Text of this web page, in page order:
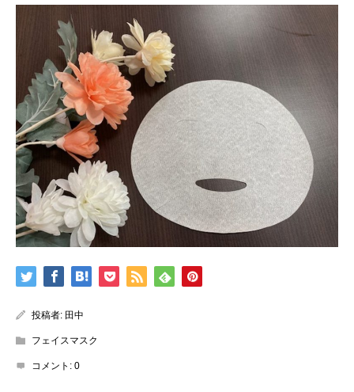
投稿者: 田中
フェイスマスク
コメント: 0